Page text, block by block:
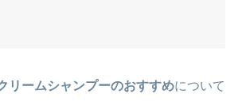
リームシャンプーのおすすめについて